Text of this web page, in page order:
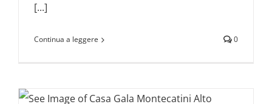
[...]
Continua a leggere 0